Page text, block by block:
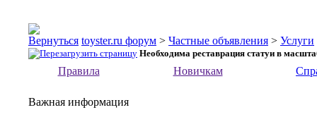
toyster.ru форум > Частные объявления > Услуги
Необходима реставрация статуи в
Правила Новичкам
Важная информация